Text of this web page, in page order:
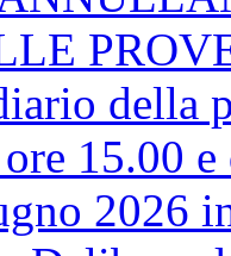
della
15.00
2026